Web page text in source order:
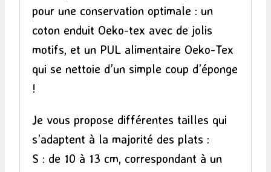
pour une conservation optimale : un
coton enduit Oeko-tex avec de jolis
motifs, et un PUL alimentaire Oeko-Tex
qui se nettoie d’un simple coup d’éponge
!
Je vous propose différentes tailles qui
s’adaptent à la majorité des plats :
S : de 10 à 13 cm, correspondant à un